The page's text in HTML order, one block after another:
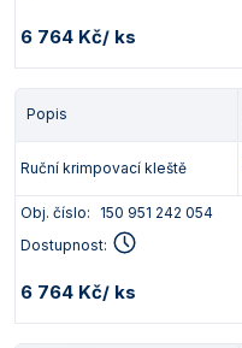
6 764 Kč/ ks
Popis
Ruční krimpovací kleště
Obj. číslo:
150 951 242 054
Dostupnost:
6 764 Kč/ ks